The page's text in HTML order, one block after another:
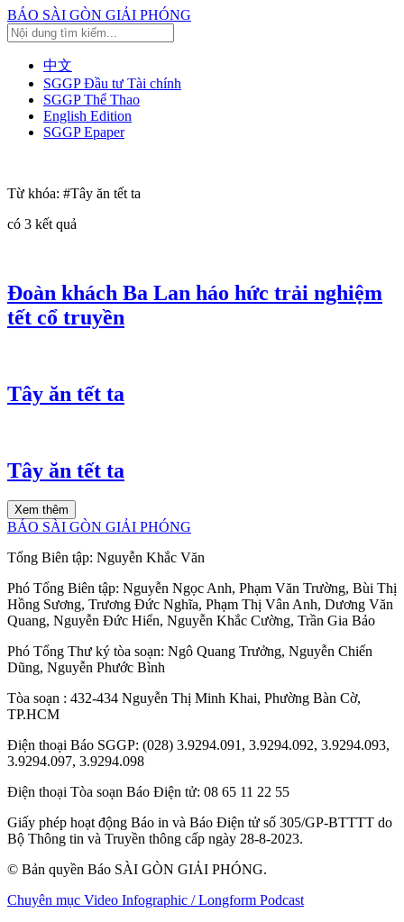
BÁO SÀI GÒN GIẢI PHÓNG
中文
SGGP Đầu tư Tài chính
SGGP Thể Thao
English Edition
SGGP Epaper
Từ khóa: #Tây ăn tết ta
có 3 kết quả
Đoàn khách Ba Lan háo hức trải nghiệm
tết cổ truyền
Tây ăn tết ta
Tây ăn tết ta
Xem thêm
BÁO SÀI GÒN GIẢI PHÓNG
Tổng Biên tập: Nguyễn Khắc Văn
Phó Tổng Biên tập: Nguyễn Ngọc Anh, Phạm Văn Trường, Bùi Thị
Hồng Sương, Trương Đức Nghĩa, Phạm Thị Vân Anh, Dương Văn
Quang, Nguyễn Đức Hiển, Nguyễn Khắc Cường, Trần Gia Bảo
Phó Tổng Thư ký tòa soạn: Ngô Quang Trưởng, Nguyễn Chiến
Dũng, Nguyễn Phước Bình
Tòa soạn : 432-434 Nguyễn Thị Minh Khai, Phường Bàn Cờ,
TP.HCM
Điện thoại Báo SGGP: (028) 3.9294.091, 3.9294.092, 3.9294.093,
3.9294.097, 3.9294.098
Điện thoại Tòa soạn Báo Điện tử: 08 65 11 22 55
Giấy phép hoạt động Báo in và Báo Điện tử số 305/GP-BTTTT do
Bộ Thông tin và Truyền thông cấp ngày 28-8-2023.
© Bản quyền Báo SÀI GÒN GIẢI PHÓNG.
Chuyên mục Video Infographic / Longform Podcast